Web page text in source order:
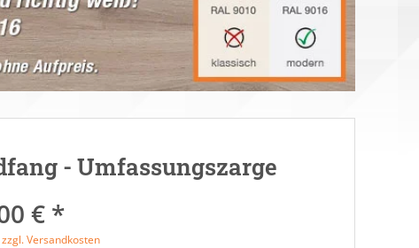
- Umfassungszarge
€ *
zzgl. Versandkosten